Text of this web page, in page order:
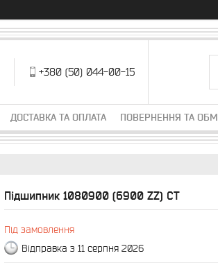
+380 (50) 044-00-15
ДОСТАВКА ТА ОПЛАТА ПОВЕРНЕННЯ ТА
Підшипник 1080900 (6900 ZZ) CT
Під замовлення
Відправка з 11 серпня 2026